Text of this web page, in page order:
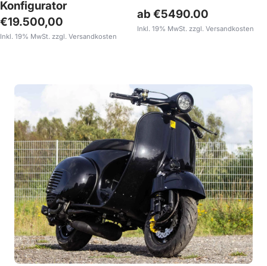
Konfigurator
Angebotspreis
€19.500,00
Inkl. 19% MwSt. zzgl. Versandkosten
ab €5490.00
Inkl. 19% MwSt. zzgl. Versandkosten